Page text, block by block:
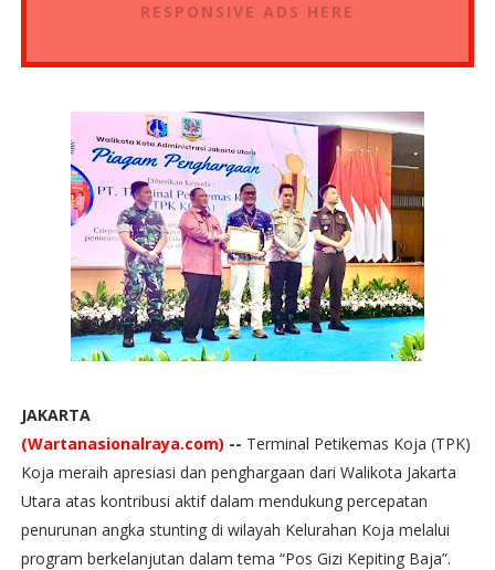
RESPONSIVE ADS HERE
JAKARTA
(Wartanasionalraya.com) -- Terminal Petikemas Koja (TPK)
Koja meraih apresiasi dan penghargaan dari Walikota Jakarta
Utara atas kontribusi aktif dalam mendukung percepatan
penurunan angka stunting di wilayah Kelurahan Koja melalui
program berkelanjutan dalam tema “Pos Gizi Kepiting Baja”.